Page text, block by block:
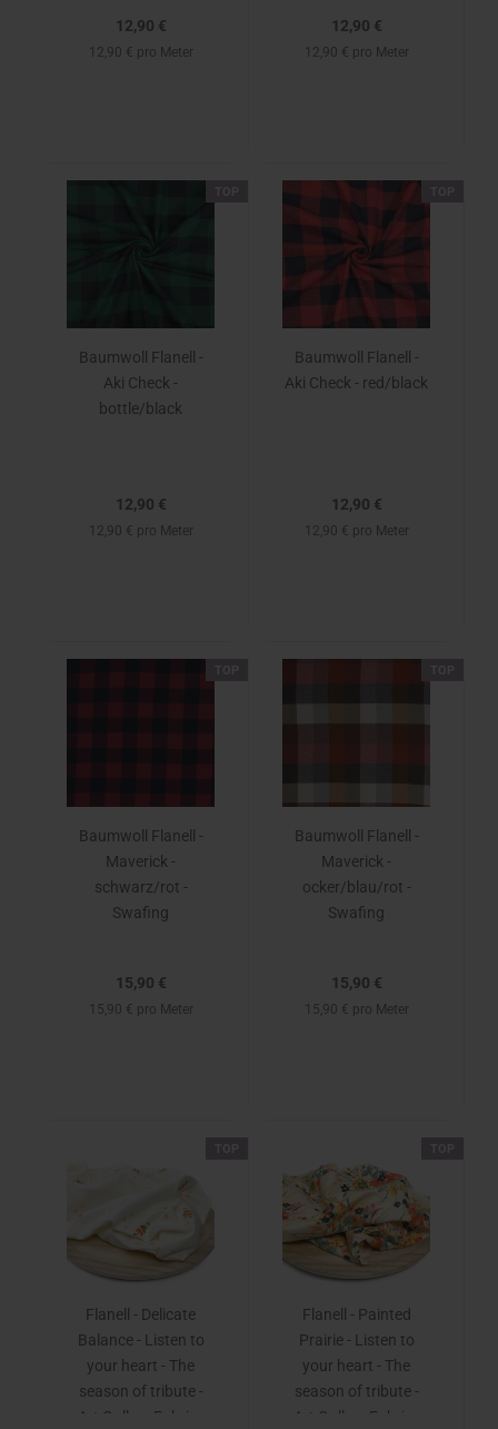
12,90 €
12,90 € pro Meter
12,90 €
12,90 € pro Meter
Baumwoll Flanell -
Aki Check -
bottle/black
12,90 €
12,90 € pro Meter
Baumwoll Flanell -
Aki Check - red/black
12,90 €
12,90 € pro Meter
Baumwoll Flanell -
Maverick -
schwarz/rot -
Swafing
15,90 €
15,90 € pro Meter
Baumwoll Flanell -
Maverick -
ocker/blau/rot -
Swafing
15,90 €
15,90 € pro Meter
Flanell - Delicate
Balance - Listen to
your heart - The
season of tribute -
Art Gallery Fabrics
Flanell - Painted
Prairie - Listen to
your heart - The
season of tribute -
Art Gallery Fabrics